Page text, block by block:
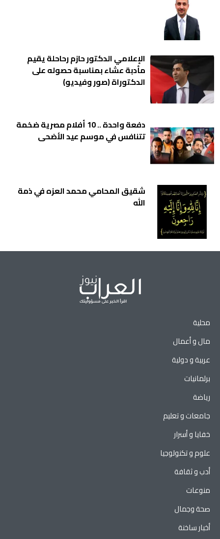
الإعلامي الدكتور حازم رحاحلة يقيم
مأدبة عشاء بمناسبة حصوله على
الدكتوراة (صور وفيديو)
دفعة واحدة .. 10 أفلام مصرية ضخمة
تتنافس في موسم عيد الأضحى
شقيق المحامي محمد العزه في ذمة
الله
محلية
مال و أعمال
عربية و دولية
برلمانيات
رياضة
جامعات و تعليم
خفايا و أسرار
علوم و تكنولوجيا
أدب و ثقافة
منوعات
صحة وجمال
أخبار ساخنة